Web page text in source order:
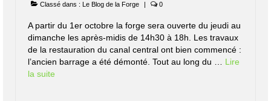
Classé dans : Le Blog de la Forge | 0
A partir du 1er octobre la forge sera ouverte du jeudi au
dimanche les après-midis de 14h30 à 18h. Les travaux
de la restauration du canal central ont bien commencé :
l’ancien barrage a été démonté. Tout au long du … Lire
la suite­­